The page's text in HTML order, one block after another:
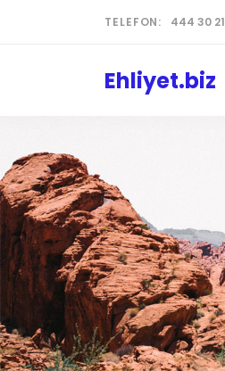
TELEFON: 444 30 21
Ehliyet.biz